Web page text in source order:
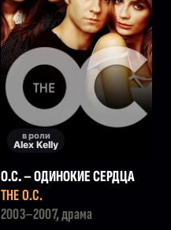
в роли
Alex Kelly
О.С. – ОДИНОКИЕ СЕРДЦА
THE O.C.
2003–2007, драма